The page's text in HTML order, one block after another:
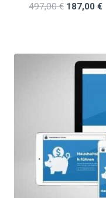
497,00€ 187,00 €